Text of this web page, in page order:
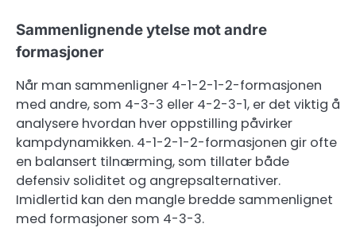
Sammenlignende ytelse mot andre
formasjoner
Når man sammenligner 4-1-2-1-2-formasjonen
med andre, som 4-3-3 eller 4-2-3-1, er det viktig å
analysere hvordan hver oppstilling påvirker
kampdynamikken. 4-1-2-1-2-formasjonen gir ofte
en balansert tilnærming, som tillater både
defensiv soliditet og angrepsalternativer.
Imidlertid kan den mangle bredde sammenlignet
med formasjoner som 4-3-3.